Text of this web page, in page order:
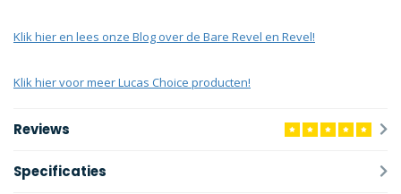
Klik hier en lees onze Blog over de Bare Revel en Revel!
Klik hier voor meer Lucas Choice producten!
Reviews
Specificaties